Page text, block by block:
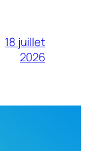
18 juillet
2026